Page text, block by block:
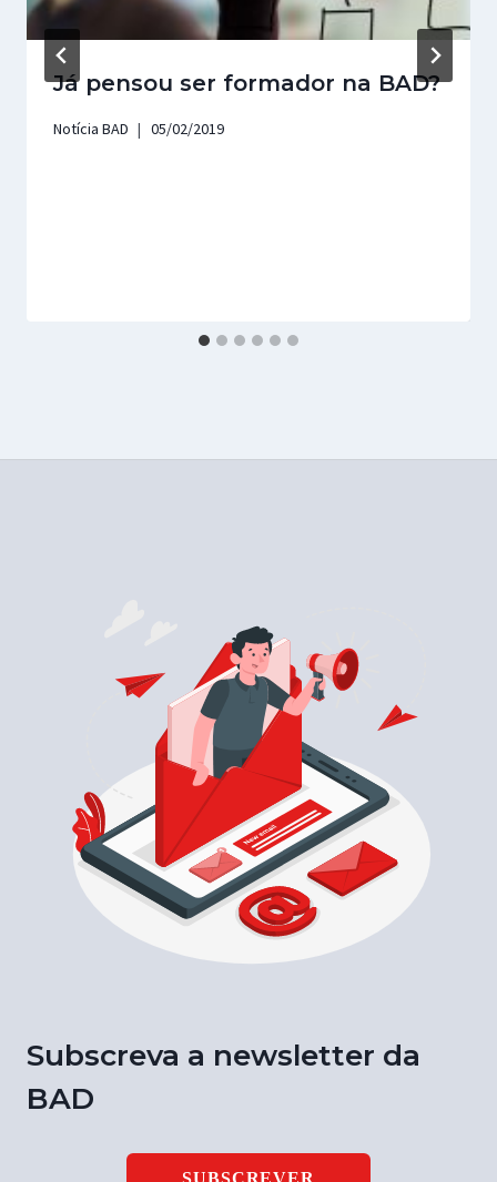
Já pensou ser formador na BAD?
Notícia BAD 05/02/2019
Subscreva a newsletter da
BAD
SUBSCREVER